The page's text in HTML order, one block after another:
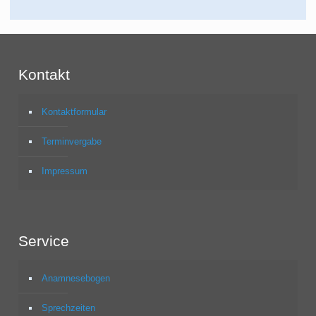
Kontakt
Kontaktformular
Terminvergabe
Impressum
Service
Anamnesebogen
Sprechzeiten